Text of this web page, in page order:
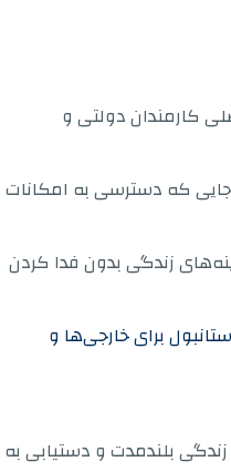
کارمندان دولتی و
جایی که دسترسی به امکانات
زندگی بدون فدا کردن
برای خارجی‌ها و
بلندمدت و دستیابی به